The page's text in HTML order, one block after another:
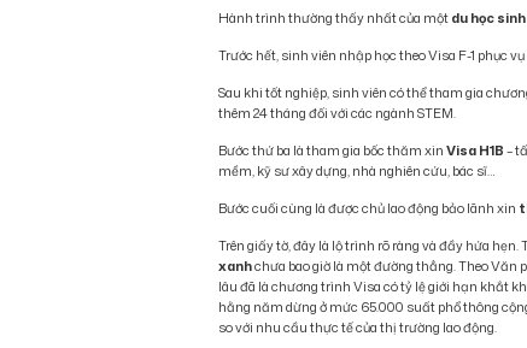
Hành trình thường thấy nhất của một du học sinh
Trước hết, sinh viên nhập học theo Visa F-1 phục
Sau khi tốt nghiệp, sinh viên có thể tham gia
thêm 24 tháng đối với các ngành STEM.
Bước thứ ba là tham gia bốc thăm xinVisa H1B –
mềm, kỹ sư xây dựng, nhà nghiên cứu, bác sĩ…
Bước cuối cùng là được chủ lao động bảo lãnh xin
Trên giấy tờ, đây là lộ trình rõ ràng và đầy hứa
xanhchưa bao giờ là một đường thẳng. Theo
lâu đã là chương trình Visa có tỷ lệ giới hạn khắt
hằng năm dừng ở mức 65.000 suất phổ thông
so với nhu cầu thực tế của thị trường lao động.